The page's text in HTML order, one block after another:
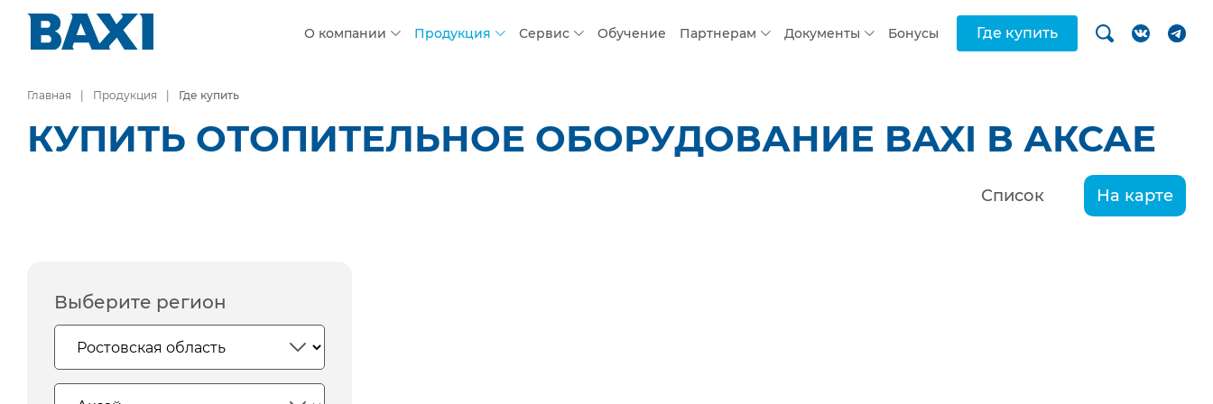
О компании Продукция Сервис Обучение Партнерам Документы Бонусы Где купить
Главная Продукция Где купить
КУПИТЬ ОТОПИТЕЛЬНОЕ ОБОРУДОВАНИЕ BAXI В АКСАЕ
Список На карте
Выберите регион